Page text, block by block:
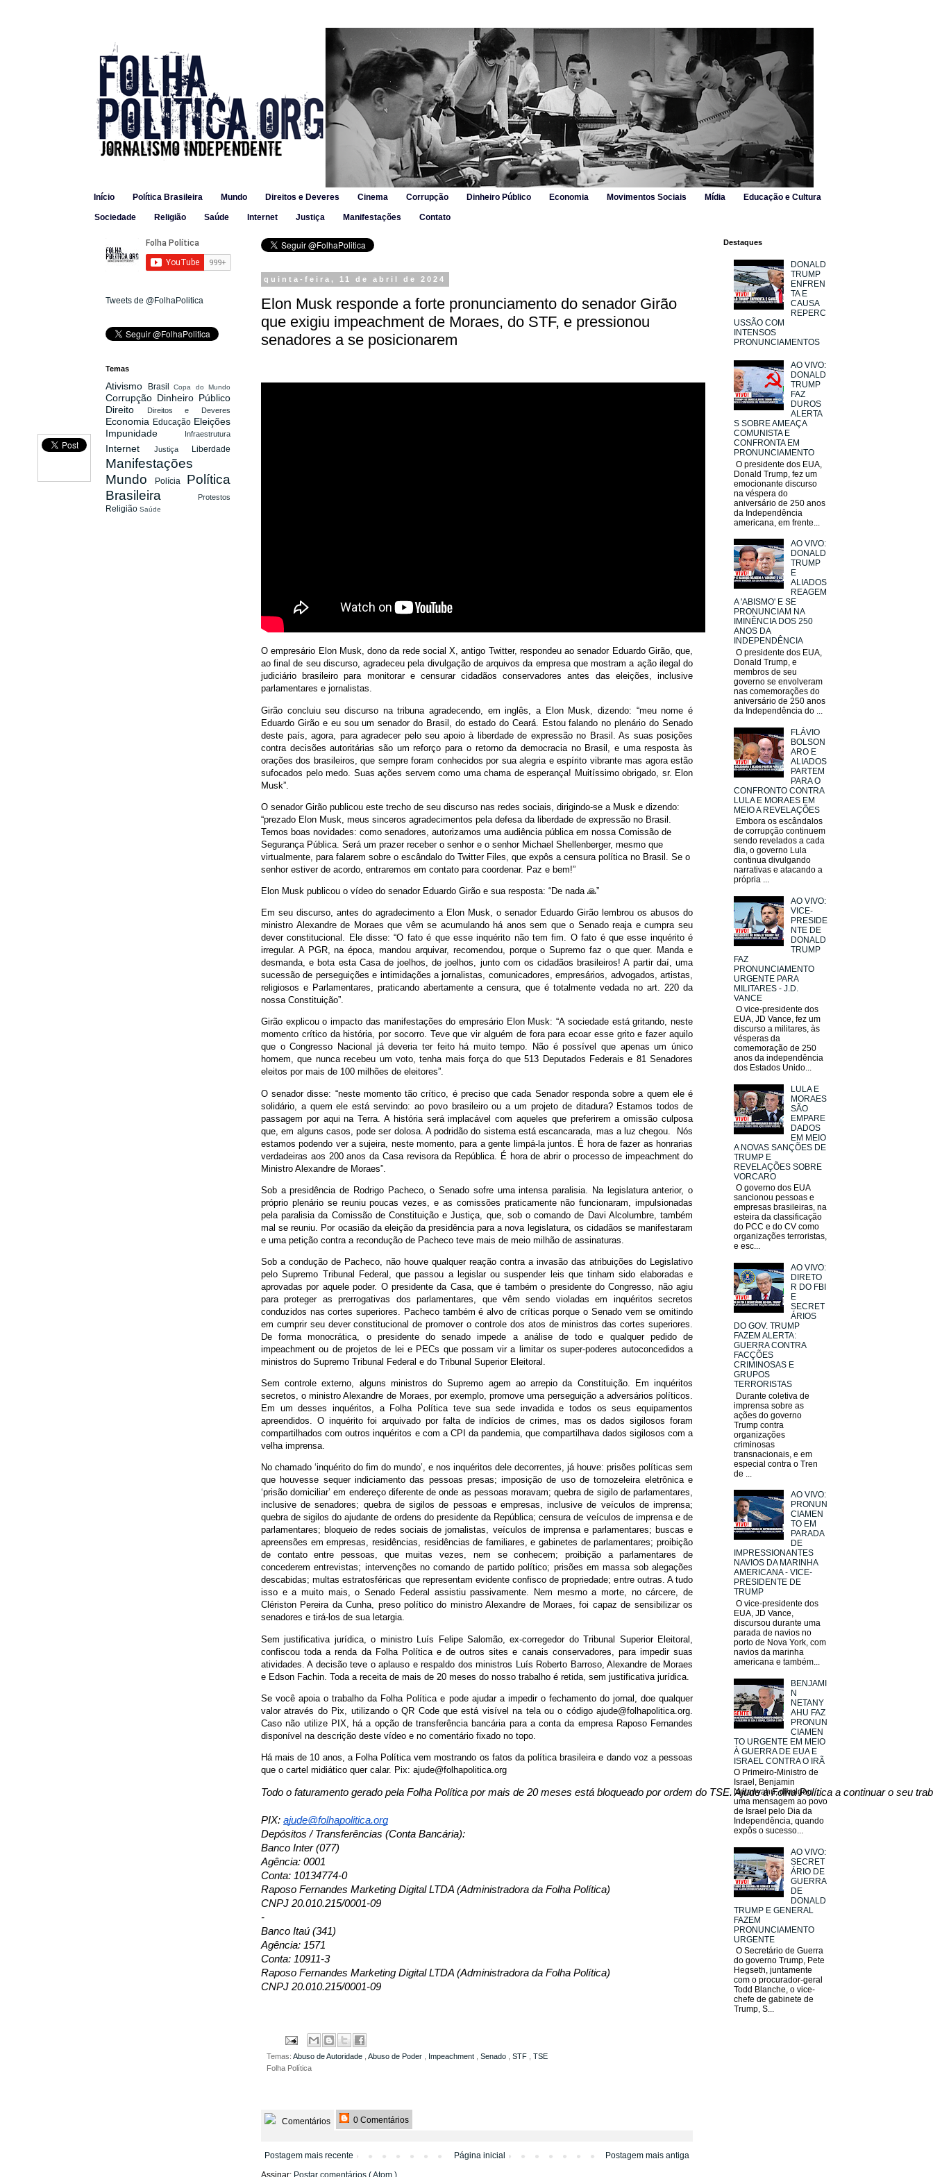
Início Política Brasileira Mundo Direitos e Deveres Cinema Corrupção Dinheiro Público Economia Movimentos Sociais Mídia Educação e Cultura
Sociedade Religião Saúde Internet Justiça Manifestações Contato
quinta-feira, 11 de abril de 2024
Elon Musk responde a forte pronunciamento do senador Girão
que exigiu impeachment de Moraes, do STF, e pressionou
senadores a se posicionarem
O empresário Elon Musk, dono da rede social X, antigo Twitter, respondeu ao senador Eduardo Girão, que,
ao final de seu discurso, agradeceu pela divulgação de arquivos da empresa que mostram a ação ilegal do
judiciário brasileiro para monitorar e censurar cidadãos conservadores antes das eleições, inclusive
parlamentares e jornalistas.
Girão concluiu seu discurso na tribuna agradecendo, em inglês, a Elon Musk, dizendo: “meu nome é
Eduardo Girão e eu sou um senador do Brasil, do estado do Ceará. Estou falando no plenário do Senado
deste país, agora, para agradecer pelo seu apoio à liberdade de expressão no Brasil. As suas posições
contra decisões autoritárias são um reforço para o retorno da democracia no Brasil, e uma resposta às
orações dos brasileiros, que sempre foram conhecidos por sua alegria e espírito vibrante mas agora estão
sufocados pelo medo. Suas ações servem como uma chama de esperança! Muitíssimo obrigado, sr. Elon
Musk”.
O senador Girão publicou este trecho de seu discurso nas redes sociais, dirigindo-se a Musk e dizendo:
“prezado Elon Musk, meus sinceros agradecimentos pela defesa da liberdade de expressão no Brasil.
Temos boas novidades: como senadores, autorizamos uma audiência pública em nossa Comissão de
Segurança Pública. Será um prazer receber o senhor e o senhor Michael Shellenberger, mesmo que
virtualmente, para falarem sobre o escândalo do Twitter Files, que expôs a censura política no Brasil. Se o
senhor estiver de acordo, entraremos em contato para coordenar. Paz e bem!”
Elon Musk publicou o vídeo do senador Eduardo Girão e sua resposta: “De nada 🙏”
Em seu discurso, antes do agradecimento a Elon Musk, o senador Eduardo Girão lembrou os abusos do
ministro Alexandre de Moraes que vêm se acumulando há anos sem que o Senado reaja e cumpra seu
dever constitucional. Ele disse: “O fato é que esse inquérito não tem fim. O fato é que esse inquérito é
irregular. A PGR, na época, mandou arquivar, recomendou, porque o Supremo faz o que quer. Manda e
desmanda, e bota esta Casa de joelhos, de joelhos, junto com os cidadãos brasileiros! A partir daí, uma
sucessão de perseguições e intimidações a jornalistas, comunicadores, empresários, advogados, artistas,
religiosos e Parlamentares, praticando abertamente a censura, que é totalmente vedada no art. 220 da
nossa Constituição”.
Girão explicou o impacto das manifestações do empresário Elon Musk: “A sociedade está gritando, neste
momento crítico da história, por socorro. Teve que vir alguém de fora para ecoar esse grito e fazer aquilo
que o Congresso Nacional já deveria ter feito há muito tempo. Não é possível que apenas um único
homem, que nunca recebeu um voto, tenha mais força do que 513 Deputados Federais e 81 Senadores
eleitos por mais de 100 milhões de eleitores”.
O senador disse: “neste momento tão crítico, é preciso que cada Senador responda sobre a quem ele é
solidário, a quem ele está servindo: ao povo brasileiro ou a um projeto de ditadura? Estamos todos de
passagem por aqui na Terra. A história será implacável com aqueles que preferirem a omissão culposa
que, em alguns casos, pode ser dolosa. A podridão do sistema está escancarada, mas a luz chegou. Nós
estamos podendo ver a sujeira, neste momento, para a gente limpá-la juntos. É hora de fazer as honrarias
verdadeiras aos 200 anos da Casa revisora da República. É hora de abrir o processo de impeachment do
Ministro Alexandre de Moraes”.
Sob a presidência de Rodrigo Pacheco, o Senado sofre uma intensa paralisia. Na legislatura anterior, o
próprio plenário se reuniu poucas vezes, e as comissões praticamente não funcionaram, impulsionadas
pela paralisia da Comissão de Constituição e Justiça, que, sob o comando de Davi Alcolumbre, também
mal se reuniu. Por ocasião da eleição da presidência para a nova legislatura, os cidadãos se manifestaram
e uma petição contra a recondução de Pacheco teve mais de meio milhão de assinaturas.
Sob a condução de Pacheco, não houve qualquer reação contra a invasão das atribuições do Legislativo
pelo Supremo Tribunal Federal, que passou a legislar ou suspender leis que tinham sido elaboradas e
aprovadas por aquele poder. O presidente da Casa, que é também o presidente do Congresso, não agiu
para proteger as prerrogativas dos parlamentares, que vêm sendo violadas em inquéritos secretos
conduzidos nas cortes superiores. Pacheco também é alvo de críticas porque o Senado vem se omitindo
em cumprir seu dever constitucional de promover o controle dos atos de ministros das cortes superiores.
De forma monocrática, o presidente do senado impede a análise de todo e qualquer pedido de
impeachment ou de projetos de lei e PECs que possam vir a limitar os super-poderes autoconcedidos a
ministros do Supremo Tribunal Federal e do Tribunal Superior Eleitoral.
Sem controle externo, alguns ministros do Supremo agem ao arrepio da Constituição. Em inquéritos
secretos, o ministro Alexandre de Moraes, por exemplo, promove uma perseguição a adversários políticos.
Em um desses inquéritos, a Folha Política teve sua sede invadida e todos os seus equipamentos
apreendidos. O inquérito foi arquivado por falta de indícios de crimes, mas os dados sigilosos foram
compartilhados com outros inquéritos e com a CPI da pandemia, que compartilhava dados sigilosos com a
velha imprensa.
No chamado ‘inquérito do fim do mundo’, e nos inquéritos dele decorrentes, já houve: prisões políticas sem
que houvesse sequer indiciamento das pessoas presas; imposição de uso de tornozeleira eletrônica e
‘prisão domiciliar’ em endereço diferente de onde as pessoas moravam; quebra de sigilo de parlamentares,
inclusive de senadores; quebra de sigilos de pessoas e empresas, inclusive de veículos de imprensa;
quebra de sigilos do ajudante de ordens do presidente da República; censura de veículos de imprensa e de
parlamentares; bloqueio de redes sociais de jornalistas, veículos de imprensa e parlamentares; buscas e
apreensões em empresas, residências, residências de familiares, e gabinetes de parlamentares; proibição
de contato entre pessoas, que muitas vezes, nem se conhecem; proibição a parlamentares de
concederem entrevistas; intervenções no comando de partido político; prisões em massa sob alegações
descabidas; multas estratosféricas que representam evidente confisco de propriedade; entre outras. A tudo
isso e a muito mais, o Senado Federal assistiu passivamente. Nem mesmo a morte, no cárcere, de
Clériston Pereira da Cunha, preso político do ministro Alexandre de Moraes, foi capaz de sensibilizar os
senadores e tirá-los de sua letargia.
Sem justificativa jurídica, o ministro Luís Felipe Salomão, ex-corregedor do Tribunal Superior Eleitoral,
confiscou toda a renda da Folha Política e de outros sites e canais conservadores, para impedir suas
atividades. A decisão teve o aplauso e respaldo dos ministros Luís Roberto Barroso, Alexandre de Moraes
e Edson Fachin. Toda a receita de mais de 20 meses do nosso trabalho é retida, sem justificativa jurídica.
Se você apoia o trabalho da Folha Política e pode ajudar a impedir o fechamento do jornal, doe qualquer
valor através do Pix, utilizando o QR Code que está visível na tela ou o código ajude@folhapolitica.org.
Caso não utilize PIX, há a opção de transferência bancária para a conta da empresa Raposo Fernandes
disponível na descrição deste vídeo e no comentário fixado no topo.
Há mais de 10 anos, a Folha Política vem mostrando os fatos da política brasileira e dando voz a pessoas
que o cartel midiático quer calar. Pix: ajude@folhapolitica.org
Todo o faturamento gerado pela Folha Política por mais de 20 meses está bloqueado por ordem do TSE. Ajude a Folha Política a continuar o seu
PIX: ajude@folhapolitica.org
Depósitos / Transferências (Conta Bancária):
Banco Inter (077)
Agência: 0001
Conta: 10134774-0
Raposo Fernandes Marketing Digital LTDA (Administradora da Folha Política)
CNPJ 20.010.215/0001-09
-
Banco Itaú (341)
Agência: 1571
Conta: 10911-3
Raposo Fernandes Marketing Digital LTDA (Administradora da Folha Política)
CNPJ 20.010.215/0001-09
Temas: Abuso de Autoridade , Abuso de Poder , Impeachment , Senado , STF , TSE
Folha Política
Comentários 0 Comentários
Postagem mais recente Postagem mais antiga
Página inicial
Tweets de @FolhaPolitica
Temas
Ativismo Brasil Copa do Mundo
Corrupção Dinheiro Público
Direito
Direitos e Deveres
Economia Educação Eleições
Impunidade
Infraestrutura
Internet Justiça Liberdade
Manifestações
Mundo
Polícia Política
Brasileira
Protestos
Religião Saúde
Destaques
DONALD
TRUMP
ENFREN
TA E
CAUSA
REPERC
USSÃO COM
INTENSOS
PRONUNCIAMENTOS
AO VIVO:
DONALD
TRUMP
FAZ
DUROS
ALERTA
S SOBRE AMEAÇA
COMUNISTA E
CONFRONTA EM
PRONUNCIAMENTO
O presidente dos EUA,
Donald Trump, fez um
emocionante discurso
na véspera do
aniversário de 250 anos
da Independência
americana, em frente...
AO VIVO:
DONALD
TRUMP
E
ALIADOS
REAGEM
A 'ABISMO' E SE
PRONUNCIAM NA
IMINÊNCIA DOS 250
ANOS DA
INDEPENDÊNCIA
O presidente dos EUA,
Donald Trump, e
membros de seu
governo se envolveram
nas comemorações do
aniversário de 250 anos
da Independência do ...
FLÁVIO
BOLSON
ARO E
ALIADOS
PARTEM
PARA O
CONFRONTO CONTRA
LULA E MORAES EM
MEIO A REVELAÇÕES
Embora os escândalos
de corrupção continuem
sendo revelados a cada
dia, o governo Lula
continua divulgando
narrativas e atacando a
própria ...
AO VIVO:
VICE-
PRESIDE
NTE DE
DONALD
TRUMP
FAZ
PRONUNCIAMENTO
URGENTE PARA
MILITARES - J.D.
VANCE
O vice-presidente dos
EUA, JD Vance, fez um
discurso a militares, às
vésperas da
comemoração de 250
anos da independência
dos Estados Unido...
LULA E
MORAES
SÃO
EMPARE
DADOS
EM MEIO
A NOVAS SANÇÕES DE
TRUMP E
REVELAÇÕES SOBRE
VORCARO
O governo dos EUA
sancionou pessoas e
empresas brasileiras, na
esteira da classificação
do PCC e do CV como
organizações terroristas,
e esc...
AO VIVO:
DIRETO
R DO FBI
E
SECRET
ÁRIOS
DO GOV. TRUMP
FAZEM ALERTA:
GUERRA CONTRA
FACÇÕES
CRIMINOSAS E
GRUPOS
TERRORISTAS
Durante coletiva de
imprensa sobre as
ações do governo
Trump contra
organizações
criminosas
transnacionais, e em
especial contra o Tren
de ...
AO VIVO:
PRONUN
CIAMEN
TO EM
PARADA
DE
IMPRESSIONANTES
NAVIOS DA MARINHA
AMERICANA - VICE-
PRESIDENTE DE
TRUMP
O vice-presidente dos
EUA, JD Vance,
discursou durante uma
parada de navios no
porto de Nova York, com
navios da marinha
americana e também...
BENJAMI
N
NETANY
AHU FAZ
PRONUN
CIAMEN
TO URGENTE EM MEIO
À GUERRA DE EUA E
ISRAEL CONTRA O IRÃ
O Primeiro-Ministro de
Israel, Benjamin
Netanyahu, divulgou
uma mensagem ao povo
de Israel pelo Dia da
Independência, quando
expôs o sucesso...
AO VIVO:
SECRET
ÁRIO DE
GUERRA
DE
DONALD
TRUMP E GENERAL
FAZEM
PRONUNCIAMENTO
URGENTE
O Secretário de Guerra
do governo Trump, Pete
Hegseth, juntamente
com o procurador-geral
Todd Blanche, o vice-
chefe de gabinete de
Trump, S...